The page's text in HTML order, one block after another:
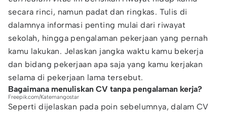
secara rinci, namun padat dan ringkas. Tulis di
dalamnya informasi penting mulai dari riwayat
sekolah, hingga pengalaman pekerjaan yang pernah
kamu lakukan. Jelaskan jangka waktu kamu bekerja
dan bidang pekerjaan apa saja yang kamu kerjakan
selama di pekerjaan lama tersebut.
Bagaimana menuliskan CV tanpa pengalaman kerja?
Freepik.com/Katemangostar
Seperti dijelaskan pada poin sebelumnya, dalam CV